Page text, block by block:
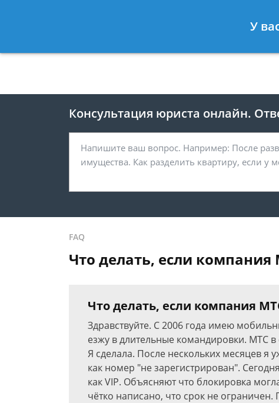
8 812 425-67-81
Консультация юриста онлайн.
FAQ
Что делать, если
Что делать, если компания
Здравствуйте. С 2006 года имею
езжу в длительные командировки. MTC
Я сделала. После нескольких месяцев я
как номер "не зарегистрирован".
как VIP. Объясняют что блокировка
чётко написано, что срок не
У